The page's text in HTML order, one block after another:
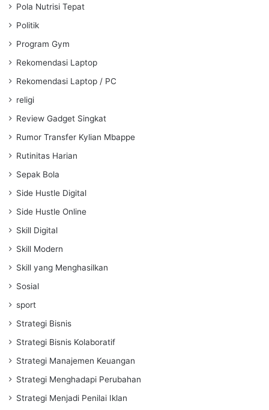
Pola Nutrisi Tepat
Politik
Program Gym
Rekomendasi Laptop
Rekomendasi Laptop / PC
religi
Review Gadget Singkat
Rumor Transfer Kylian Mbappe
Rutinitas Harian
Sepak Bola
Side Hustle Digital
Side Hustle Online
Skill Digital
Skill Modern
Skill yang Menghasilkan
Sosial
sport
Strategi Bisnis
Strategi Bisnis Kolaboratif
Strategi Manajemen Keuangan
Strategi Menghadapi Perubahan
Strategi Menjadi Penilai Iklan